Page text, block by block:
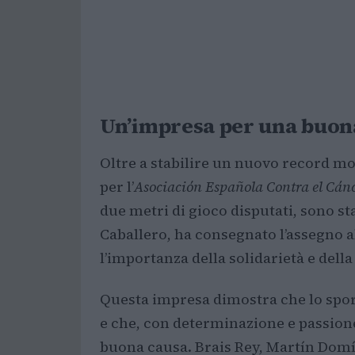
Un’impresa per una
Oltre a stabilire un nuovo record
per l’Asociación Española Contra el
due metri di gioco disputati, sono
Caballero, ha consegnato
l’importanza della solidarietà e
Questa impresa dimostra che lo
e che, con determinazione e
buona causa. Brais Rey, Martín